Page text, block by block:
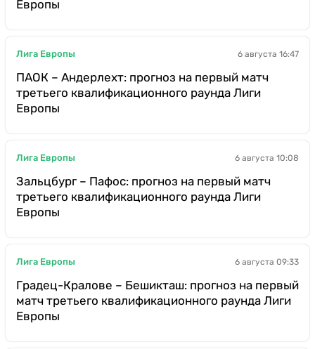
Европы
Лига Европы 6 августа 16:47
ПАОК – Андерлехт: прогноз на первый матч
третьего квалификационного раунда Лиги
Европы
Лига Европы 6 августа 10:08
Зальцбург – Пафос: прогноз на первый матч
третьего квалификационного раунда Лиги
Европы
Лига Европы 6 августа 09:33
Градец-Кралове – Бешикташ: прогноз на первый
матч третьего квалификационного раунда Лиги
Европы